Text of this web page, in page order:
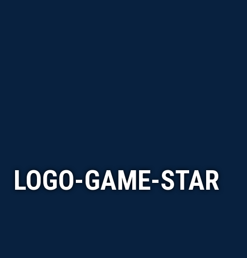
LOGO-GAME-STAR